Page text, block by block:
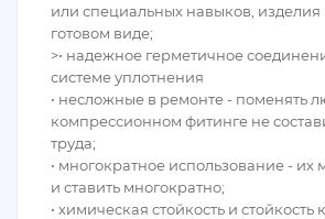
или специальных навыков, изделия
готовом виде;
>• надежное герметичное
системе уплотнения
• несложные в ремонте - поменять
компрессионном фитинге не
труда;
• многократное использование - их
и ставить многократно;
• химическая стойкость и стойкость